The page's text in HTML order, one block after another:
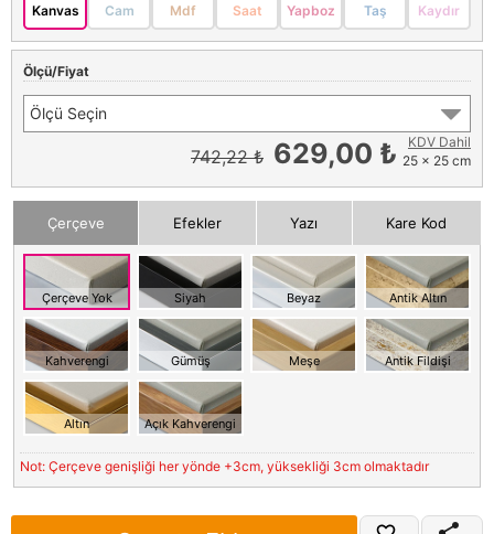
Kanvas Cam Mdf Saat Yapboz Taş Kaydır
Ölçü/Fiyat
Ölçü Seçin
742,22 ₺ 629,00 ₺
KDV Dahil
25 x 25 cm
Çerçeve Efekler Yazı Kare Kod
Çerçeve Yok Siyah Beyaz Antik Altın
Kahverengi Gümüş Meşe Antik Fildişi
Altın Açık Kahverengi
Not: Çerçeve genişliği her yönde +3cm, yüksekliği 3cm olmaktadır